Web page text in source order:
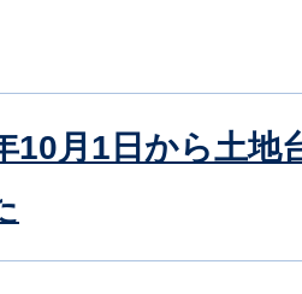
10月1日から土地